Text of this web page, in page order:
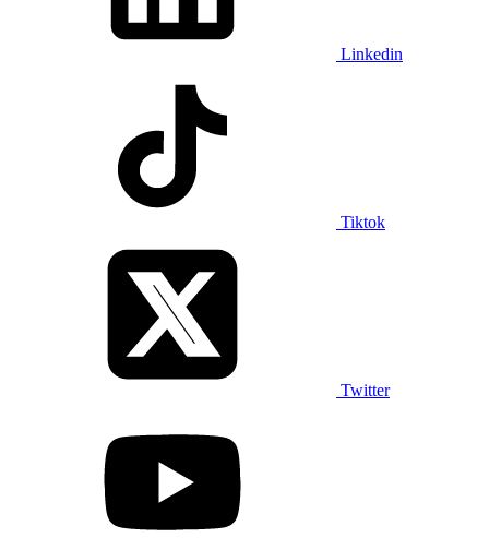
Linkedin
Tiktok
Twitter